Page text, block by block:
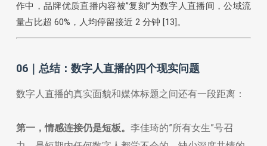
作中，品牌优质直播内容被”复刻”为数字人直播间，公域流
量占比超 60%，人均停留接近 2 分钟 [13]。
06｜总结：数字人直播的四个现实问题
数字人直播的真实面貌和媒体标题之间还有一段距离：
第一，情感连接仍是短板。 李佳琦的”所有女生”号召